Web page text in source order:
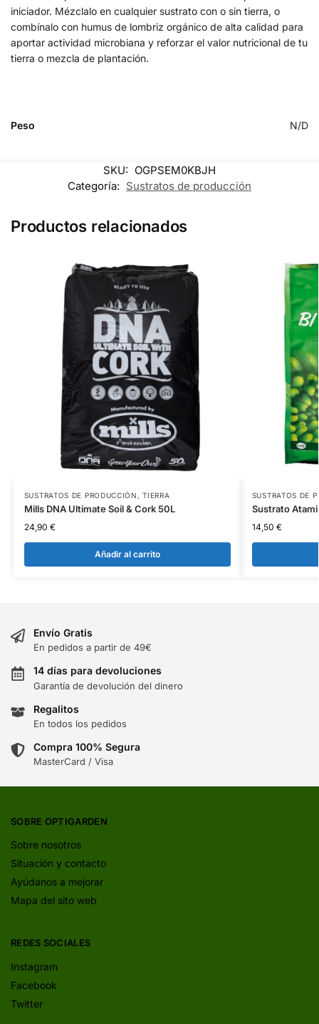
iniciador. Mézclalo en cualquier sustrato con o sin tierra, o
combínalo con humus de lombriz orgánico de alta calidad para
aportar actividad microbiana y reforzar el valor nutricional de tu
tierra o mezcla de plantación.
Peso N/D
SKU: OGPSEM0KBJH
Categoría: Sustratos de producción
Productos relacionados
SUSTRATOS DE PRODUCCIÓN ,TIERRA
Mills DNA Ultimate Soil & Cork 50L
24,90 €
Añadir al carrito
SUSTRATOS DE
Sustrato
14,50 €
Envío Gratis
En pedidos a partir de 49€
14 días para devoluciones
Garantía de devolución del dinero
Regalitos
En todos los pedidos
Compra 100% Segura
MasterCard / Visa
SOBRE OPTIGARDEN
Sobre nosotros
Situación y contacto
Ayúdanos a mejorar
Mapa del sito web
REDES SOCIALES
Instagram
Facebook
Twitter